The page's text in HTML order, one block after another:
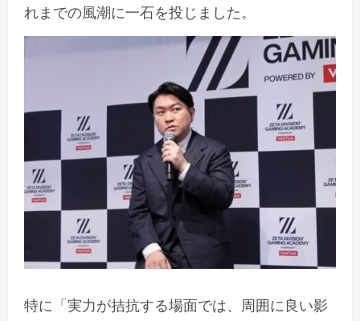
れまでの風潮に一石を投じました。
特に「実力が拮抗する場面では、周囲に良い影